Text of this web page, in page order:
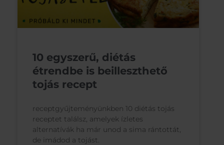
10 egyszerű, diétás
étrendbe is beilleszthető
tojás recept
receptgyűjteményünkben 10 diétás tojás
receptet találsz, amelyek ízletes
alternatívák ha már unod a sima rántottát,
de imádod a tojást.